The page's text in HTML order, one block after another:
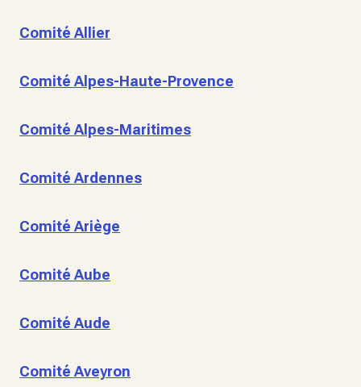
Comité Allier
Comité Alpes-Haute-Provence
Comité Alpes-Maritimes
Comité Ardennes
Comité Ariège
Comité Aube
Comité Aude
Comité Aveyron